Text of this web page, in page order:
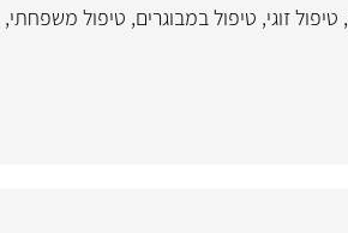
, טיפול זוגי, טיפול במבוגרים, טיפול משפחתי,